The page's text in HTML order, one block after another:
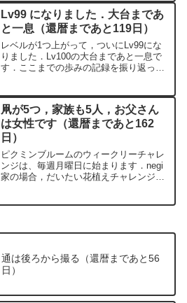
12200個あつめよう」というものでし
た．前回...
Lv99 になりました．大台まであ
と一息（還暦まであと119日）
レベルが1つ上がって，ついにLv99にな
りました．Lv100の大台まであと一息で
す．ここまでの歩みの記録を振り返って
Lv92 累計710万歩 2025....
凧が5つ，家族も5人，お父さん
は女性です（還暦まであと162
日）
ピクミンブルームのウィークリーチャレ
ンジは、毎週月曜日に始まります．negi
家の場合，だいたい花植えチャレンジが
通は後ろから撮る（還暦まであと56
日）